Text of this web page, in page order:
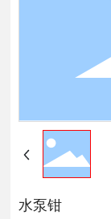
水泵钳